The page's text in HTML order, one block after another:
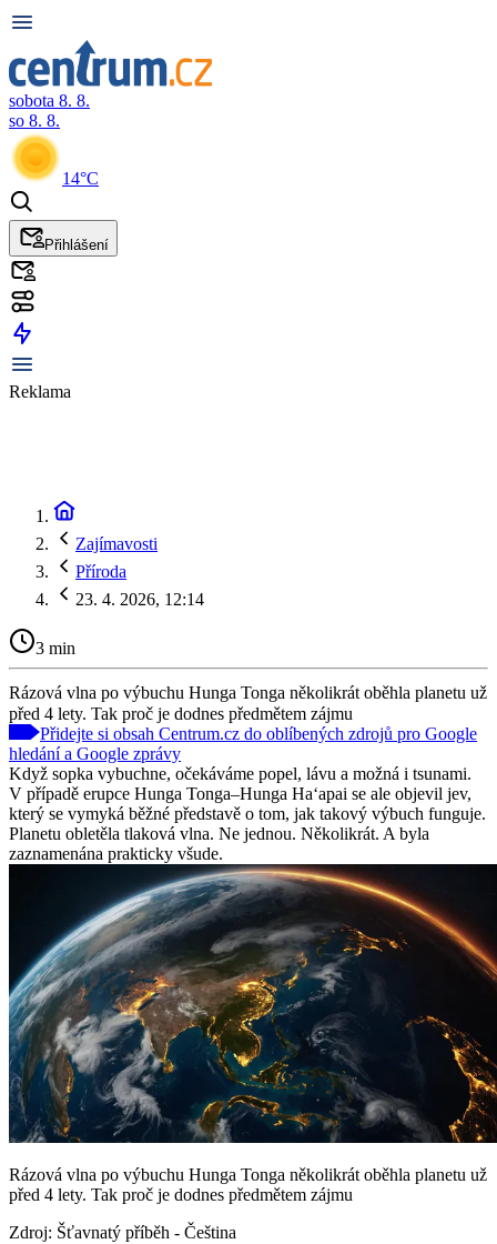
sobota 8. 8.
so 8. 8.
14°C
Přihlášení
Reklama
Zajímavosti
Příroda
23. 4. 2026, 12:14
3 min
Rázová vlna po výbuchu Hunga Tonga několikrát oběhla planetu už
před 4 lety. Tak proč je dodnes předmětem zájmu
Přidejte si obsah Centrum.cz do oblíbených zdrojů pro Google
hledání a Google zprávy
Když sopka vybuchne, očekáváme popel, lávu a možná i tsunami.
V případě erupce Hunga Tonga–Hunga Haʻapai se ale objevil jev,
který se vymyká běžné představě o tom, jak takový výbuch funguje.
Planetu obletěla tlaková vlna. Ne jednou. Několikrát. A byla
zaznamenána prakticky všude.
Rázová vlna po výbuchu Hunga Tonga několikrát oběhla planetu už
před 4 lety. Tak proč je dodnes předmětem zájmu
Zdroj: Šťavnatý příběh - Čeština